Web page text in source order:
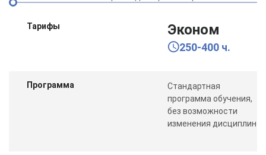
Тарифы Эконом
250-400 ч.
Программа
Стандартная
программа обучения,
без возможности
изменения дисциплин